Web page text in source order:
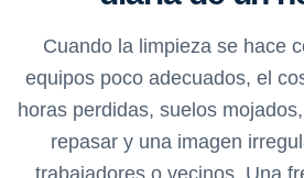
Cuando la limpieza se hace
equipos poco adecuados, el
horas perdidas, suelos
repasar y una imagen
trabajadores o vecinos. Una